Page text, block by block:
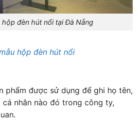
hộp đèn hút nổi tại Đà Nẵng
hộp đèn hút nổi
phẩm được sử dụng để ghi họ tên,
nhân nào đó trong công ty,